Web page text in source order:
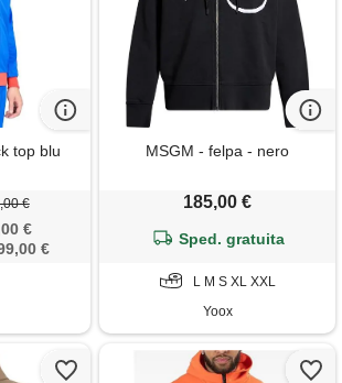
top blu
€
€
€
MSGM - felpa - nero
185,00 €
Sped. gratuita
L M S XL XXL
Yoox